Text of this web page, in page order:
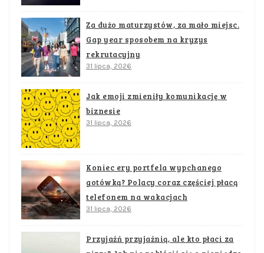
Za dużo maturzystów, za mało miejsc.
Gap year sposobem na kryzys
rekrutacyjny
31 lipca, 2026
Jak emoji zmieniły komunikację w
biznesie
31 lipca, 2026
Koniec ery portfela wypchanego
gotówką? Polacy coraz częściej płacą
telefonem na wakacjach
31 lipca, 2026
Przyjaźń przyjaźnią, ale kto płaci za